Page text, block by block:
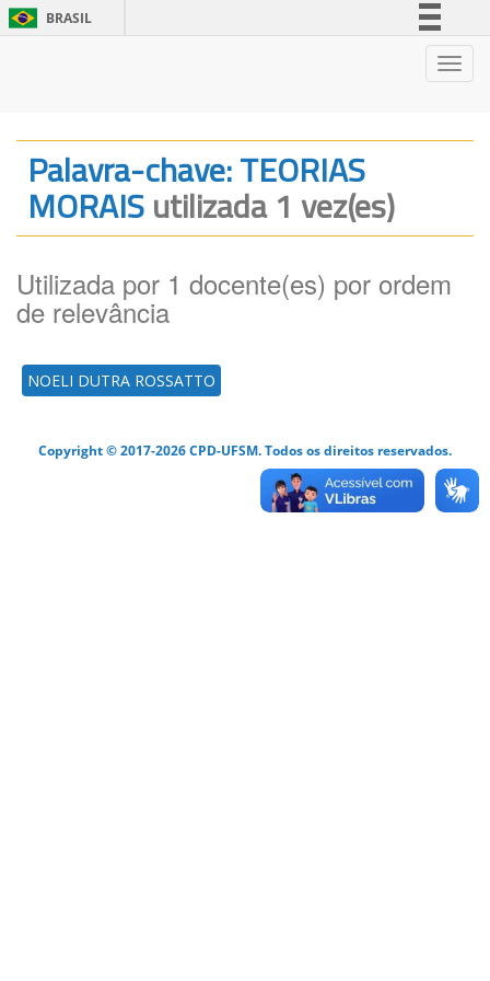
BRASIL
Legislação
Canais
Palavra-chave: TEORIAS
MORAISutilizada 1 vez(es)
Utilizada por 1 docente(es) por ordem
de relevância
NOELI DUTRA ROSSATTO
Copyright © 2017-2026 CPD-UFSM. Todos os direitos reservados.